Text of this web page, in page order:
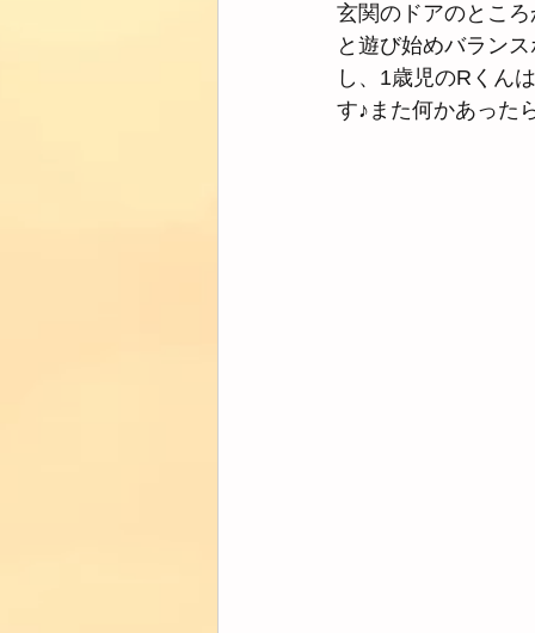
玄関のドアのとこ
と遊び始めバラン
し、1歳児のRくん
す♪また何かあった